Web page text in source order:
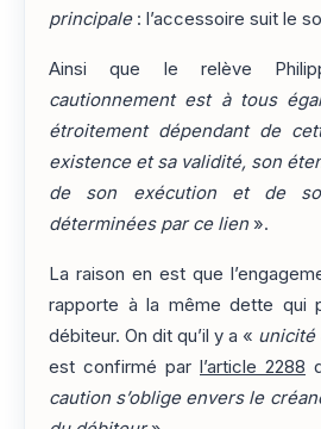
principale: l’accessoire suit le
Ainsi que le relève
cautionnement est à tous
étroitement dépendant de
existence et sa validité, son
de son exécution et de
déterminées par ce lien ».
La raison en est que
rapporte à la même dette qui
débiteur. On dit qu’il y a « unicité
est confirmé par l’article 2288
caution s’oblige envers le